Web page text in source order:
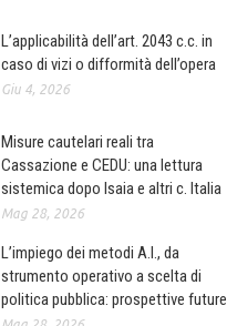
L’applicabilità dell’art. 2043 c.c. in
caso di vizi o difformità dell’opera
Giu 4, 2026
Misure cautelari reali tra
Cassazione e CEDU: una lettura
sistemica dopo Isaia e altri c. Italia
Mag 28, 2026
L’impiego dei metodi A.I., da
strumento operativo a scelta di
politica pubblica: prospettive future